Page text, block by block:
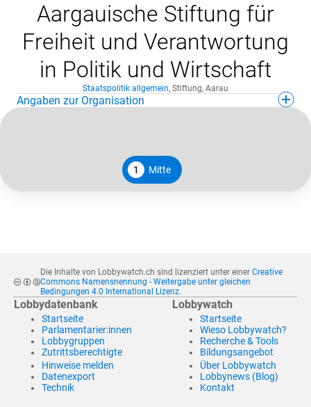
Aargauische Stiftung für
Freiheit und Verantwortung
in Politik und Wirtschaft
Staatspolitik allgemein, Stiftung, Aarau
Angaben zur Organisation
1 Mitte
Die Inhalte von Lobbywatch.ch sind lizenziert unter einer Creative
Commons Namensnennung - Weitergabe unter gleichen
Bedingungen 4.0 International Lizenz.
Lobbydatenbank
Startseite
Parlamentarier:innen
Lobbygruppen
Zutrittsberechtigte
Hinweise melden
Datenexport
Technik
Lobbywatch
Startseite
Wieso Lobbywatch?
Recherche & Tools
Bildungsangebot
Über Lobbywatch
Lobbynews (Blog)
Kontakt